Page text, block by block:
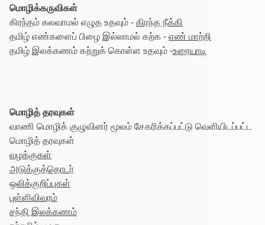
மொழிக்கருவிகள்
கிரந்தம் கலவாமல் எழுத உதவும் -கிரந்த நீக்கி
தமிழ் எண்களைப் பிழை இல்லாமல் கற்க -எண் மாற்றி
தமிழ் இலக்கணம் கற்றுக் கொள்ள உதவும் -உரையாடி
மொழித் தரவுகள்
வாணி மொழிக் குழுவினர் மூலம் சேகரிக்கப்பட்டு வெளியிடப்பட்ட
மொழித் தரவுகள்
வழக்குகள்
அடுக்குத்தொடர்
ஒலிக்குறிப்புகள்
புள்ளிவிவரம்
சந்தி இலக்கணம்